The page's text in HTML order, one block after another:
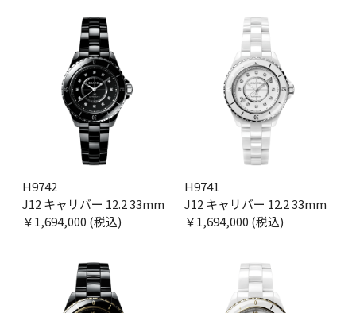
H9742
J12 キャリバー 12.2 33mm
￥1,694,000 (税込)
H9741
J12 キャリバー 12.2 33mm
￥1,694,000 (税込)